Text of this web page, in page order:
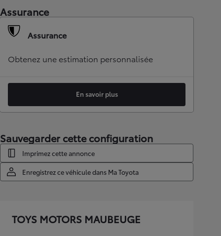
Assurance
Assurance
Obtenez une estimation personnalisée
En savoir plus
Sauvegarder cette configuration
Imprimez cette annonce
Enregistrez ce véhicule dans Ma Toyota
TOYS MOTORS MAUBEUGE